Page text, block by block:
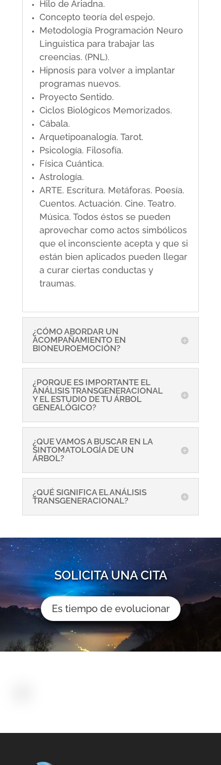
Hilo de Ariadna.
Concepto teoría del espejo.
Metodología Programación Neuro
Linguistica para trabajar las
creencias. (PNL).
Hipnosis para volver a implantar
programas nuevos.
Proyecto Sentido.
Ciclos Biológicos Memorizados.
Cábala.
Arquetipoanalogía. Tarot.
Psicología. Filosofía.
Física Cuántica.
Astrología.
ARTE. Escritura. Metáforas. Poesía.
Cuentos. Actuación. Cine. Teatro.
Música. Todos éstos se pueden
aprovechar como actos simbólicos
que el inconsciente acepta y que si
están bien aplicados pueden llegar
a curar ciertas conductas y
traumas.
¿CÓMO ABORDAR UN
ACOMPAÑAMIENTO EN
BIONEUROEMOCIÓN?
¿PORQUE ES IMPORTANTE EL
ANÁLISIS TRANSGENERACIONAL
Y EL ESTUDIO DE TU ÁRBOL
GENEALÓGICO?
¿QUE VAMOS A BUSCAR EN LA
SINTOMATOLOGÍA DE UN
ÁRBOL?
¿QUÉ SIGNIFICA EL ANÁLISIS
TRANSGENERACIONAL?
SOLICITA UNA CITA
Es tiempo de evolucionar